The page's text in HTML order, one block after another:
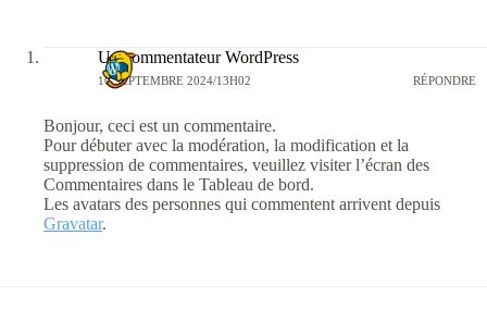
Un commentateur WordPress
10 SEPTEMBRE 2024/13H02 RÉPONDRE
Bonjour, ceci est un commentaire.
Pour débuter avec la modération, la modification et la
suppression de commentaires, veuillez visiter l’écran des
Commentaires dans le Tableau de bord.
Les avatars des personnes qui commentent arrivent depuis
Gravatar.